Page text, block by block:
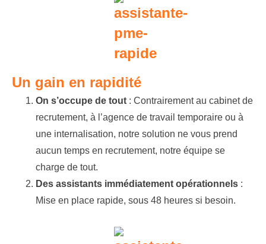
Un gain en rapidité
On s’occupe de tout : Contrairement au cabinet de
recrutement, à l’agence de travail temporaire ou à
une internalisation, notre solution ne vous prend
aucun temps en recrutement, notre équipe se
charge de tout.
Des assistants immédiatement opérationnels :
Mise en place rapide, sous 48 heures si besoin.